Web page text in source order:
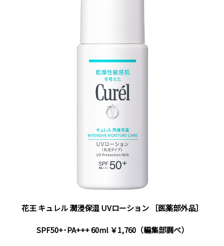
花王 キュレル 潤浸保湿 UVローション ［医薬部外品］
SPF50+･PA+++ 60ml ￥1,760（編集部調べ）